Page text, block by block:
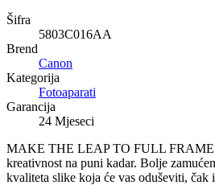
Šifra
5803C016AA
Brend
Canon
Kategorija
Fotoaparati
Garancija
24 Mjeseci
MAKE THE LEAP TO FULL FRAME
kreativnost na puni kadar. Bolje
kvaliteta slike koja će vas oduševiti, čak